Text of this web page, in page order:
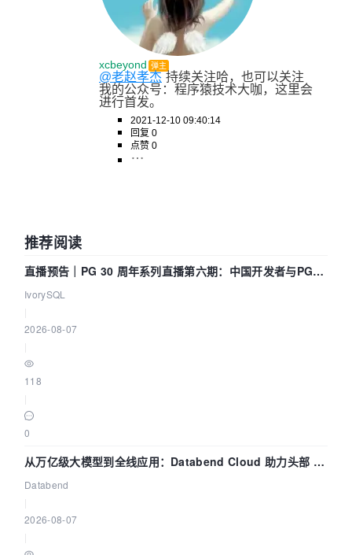
xcbeyond 弹主
@老赵孝杰 持续关注哈，也可以关注
我的公众号：程序猿技术大咖，这里会
进行首发。
2021-12-10 09:40:14
回复 0
点赞 0
推荐阅读
直播预告｜PG 30 周年系列直播第六期：中国开发者与PG内
核——我们改得动吗？我们贡献了什么？
IvorySQL
2026-08-07
118
0
从万亿级大模型到全线应用：Databend Cloud 助力头部 AI
企业构建全链路 Trace 数据管道
Databend
2026-08-07